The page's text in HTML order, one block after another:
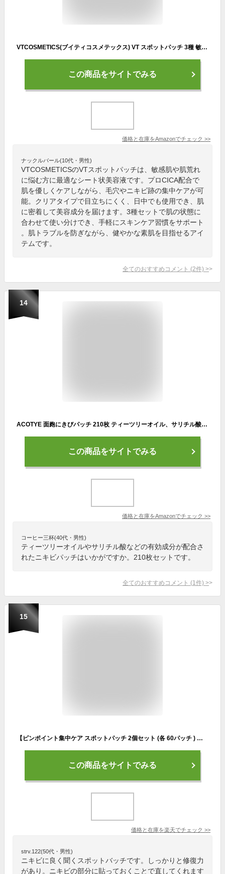
VTCOSMETICS(ブイティコスメテックス) VT スポットパッチ 3種 敏感肌 肌荒れスキンケア 毛穴ケア シート状美容液 (プロCICA クリア スポットパッチ)
この商品をサイトでみる
価格と在庫をAmazonでチェック >>
ナックルバール(10代・男性)
VTCOSMETICSのVTスポットパッチは、敏感肌や肌荒れ
に悩む方に最適なシート状美容液です。プロCICA配合で
肌を優しくケアしながら、毛穴やニキビ跡の集中ケアが可
能。クリアタイプで目立ちにくく、日中でも使用でき、肌
に密着して美容成分を届けます。3種セットで肌の状態に
合わせて使い分けでき、手軽にスキンケア習慣をサポート
。肌トラブルを防ぎながら、健やかな素肌を目指せるアイ
テムです。
全てのおすすめコメント (2件) >
14
ACOTYE 面皰にきびパッチ 210枚 ティーツリーオイル、サリチル酸, にきびパッチ 昼用+夜用…
この商品をサイトでみる
価格と在庫をAmazonでチェック >>
コーヒー三杯(40代・男性)
ティーツリーオイルやサリチル酸などの有効成分が配合さ
れたニキビパッチはいかがですか。210枚セットです。
全てのおすすめコメント (1 件) >
15
【ピンポイント集中ケア スポットパッチ 2個セット (各 60パッチ ) 】 メディヒール ティーツリーカーミングスポットパッチ ニキビパッチ 韓国 メディヒール ティーツリー スポットパッチ パッチ 韓国コスメ スキンケア 韓国化粧品 保湿 肌荒れ 肌あれ mediheal 持ち運び
この商品をサイトでみる
価格と在庫を楽天でチェック >>
strv.122(50代・男性)
ニキビに良く聞くスポットバッチです。しっかりと修復力
があり。ニキビの部分に貼っておくことで直してくれます